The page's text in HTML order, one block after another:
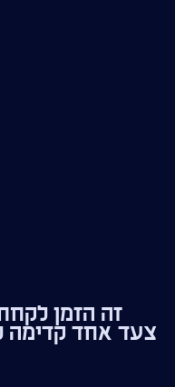
זה הזמן
צעד אחד קדימה